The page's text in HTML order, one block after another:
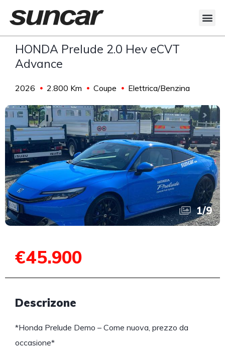
HONDA Prelude 2.0 Hev eCVT
Advance
2026 2.800 Km Coupe Elettrica/Benzina
1/9
€45.900
Descrizone
*Honda Prelude Demo – Come nuova, prezzo da
occasione*